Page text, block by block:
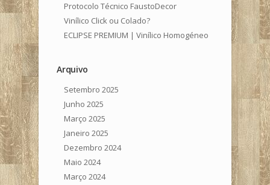
Protocolo Técnico FaustoDecor
Vinílico Click ou Colado?
ECLIPSE PREMIUM | Vinílico Homogéneo
Arquivo
Setembro 2025
Junho 2025
Março 2025
Janeiro 2025
Dezembro 2024
Maio 2024
Março 2024